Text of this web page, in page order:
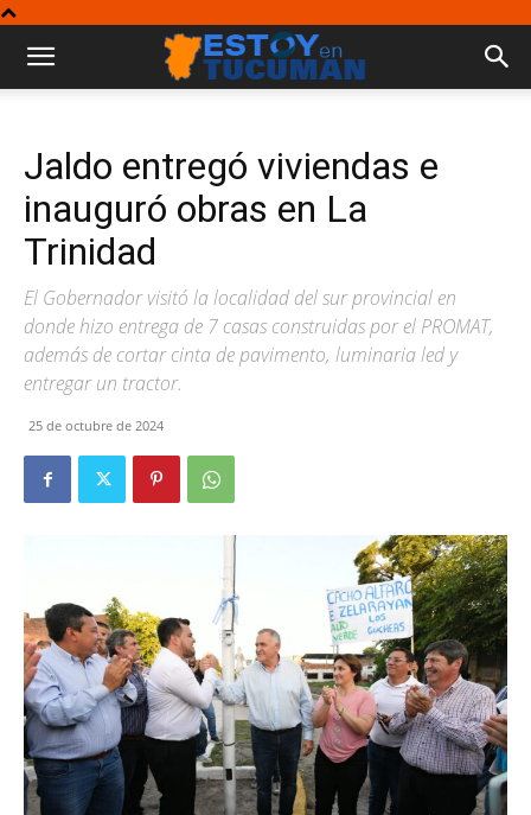
Jaldo entregó viviendas e
inauguró obras en La
Trinidad
El Gobernador visitó la localidad del sur provincial en
donde hizo entrega de 7 casas construidas por el PROMAT,
además de cortar cinta de pavimento, luminaria led y
entregar un tractor.
25 de octubre de 2024